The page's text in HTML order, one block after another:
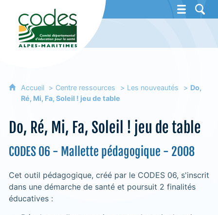
CoDES 06 - Comité départemental
Accueil Centre ressources Les nouveautés
Do,
Ré, Mi, Fa, Soleil ! jeu de table
Do, Ré, Mi, Fa, Soleil ! jeu de table
CODES 06 - Mallette pédagogique - 2008
Cet outil pédagogique, créé par le CODES 06, s'inscrit
dans une démarche de santé et poursuit 2 finalités
éducatives :